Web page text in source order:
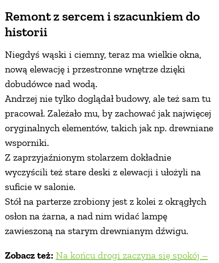
Remont z sercem i szacunkiem do
historii
Niegdyś wąski i ciemny, teraz ma wielkie okna,
nową elewację i przestronne wnętrze dzięki
dobudówce nad wodą.
Andrzej nie tylko doglądał budowy, ale też sam tu
pracował. Zależało mu, by zachować jak najwięcej
oryginalnych elementów, takich jak np. drewniane
wsporniki.
Z zaprzyjaźnionym stolarzem dokładnie
wyczyścili też stare deski z elewacji i ułożyli na
suficie w salonie.
Stół na parterze zrobiony jest z kolei z okrągłych
osłon na żarna, a nad nim widać lampę
zawieszoną na starym drewnianym dźwigu.
Zobacz też: Na końcu drogi zaczyna się spokój –